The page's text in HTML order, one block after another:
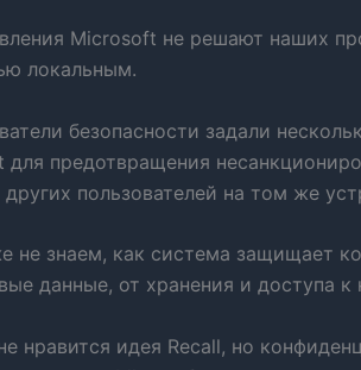
Microsoft не решают наших
локальным.
безопасности задали
для предотвращения
пользователей на том же
не знаем, как система защищает
данные, от хранения и доступа к
нравится идея Recall, но